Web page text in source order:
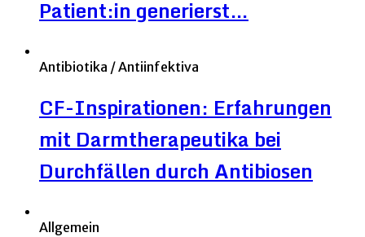
Patient:in generierst…
Antibiotika / Antiinfektiva
CF-Inspirationen: Erfahrungen
mit Darmtherapeutika bei
Durchfällen durch Antibiosen
Allgemein